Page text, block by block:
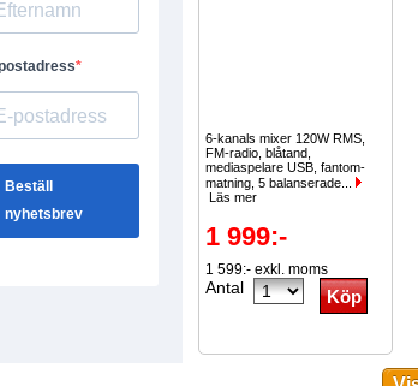
6-kanals mixer 120W RMS,
FM-radio, blåtand,
mediaspelare USB, fantom-
matning, 5 balanserade...
Läs mer
1 999:-
1 599:- exkl. moms
Antal